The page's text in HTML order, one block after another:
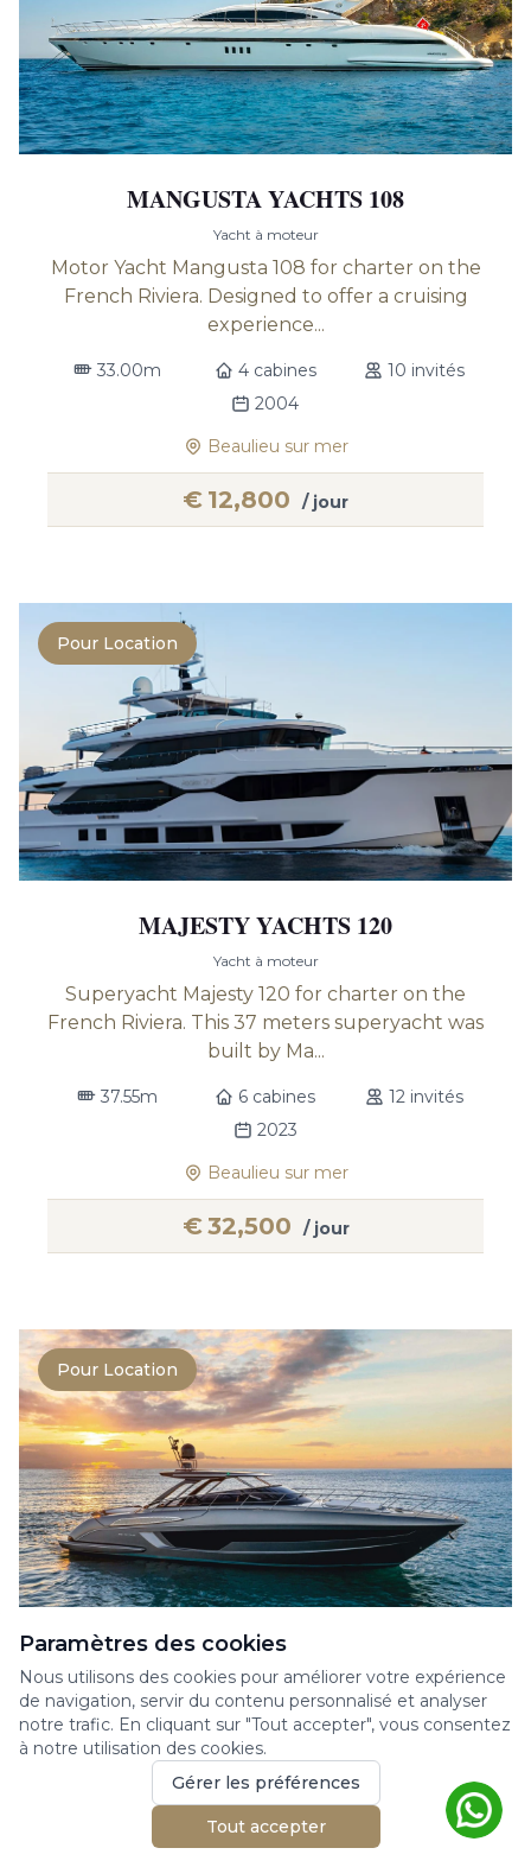
MANGUSTA YACHTS 108
Yacht à moteur
Motor Yacht Mangusta 108 for charter on the
French Riviera. Designed to offer a cruising
experience...
33.00m 4 cabines
10 invités
2004
Beaulieu sur mer
€ 12,800 / jour
Pour Location
MAJESTY YACHTS 120
Yacht à moteur
Superyacht Majesty 120 for charter on the
French Riviera. This 37 meters superyacht was
built by Ma...
37.55m 6 cabines
12 invités
2023
Beaulieu sur mer
€32,500 / jour
Pour Location
RIVA RIVALE 56
Yacht à moteur
The Rivale 56 perfectly embodies the
elegance and power at the heart of Riva’s
DNA. This 17-meter ya...
3 cabines
10 invités
Paramètres des cookies
Nous utilisons des cookies pour améliorer votre expérience
de navigation, servir du contenu personnalisé et analyser
notre trafic. En cliquant sur "Tout accepter", vous consentez
à notre utilisation des cookies.
Gérer les préférences
Tout accepter